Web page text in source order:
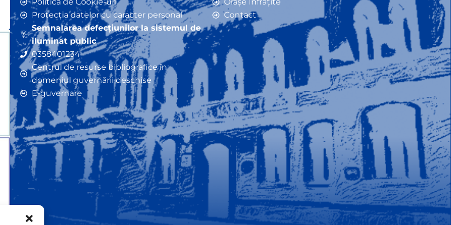
Protecția datelor cu caracter personal
Semnalarea defecțiunilor la sistemul de
iluminat public
0358401234
Centrul de resurse bibliografice în
domeniul guvernării deschise
E-guvernare
Contact